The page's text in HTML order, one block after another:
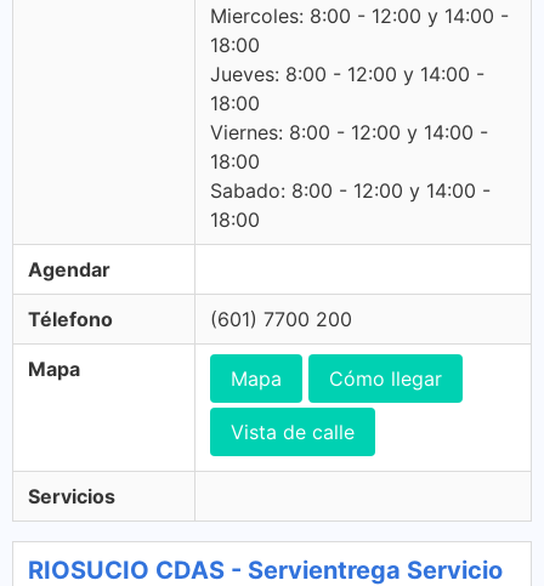
Miercoles: 8:00 - 12:00 y 14:00 -
18:00
Jueves: 8:00 - 12:00 y 14:00 -
18:00
Viernes: 8:00 - 12:00 y 14:00 -
18:00
Sabado: 8:00 - 12:00 y 14:00 -
18:00
Agendar
Télefono (601) 7700 200
Mapa Mapa Cómo llegar
Vista de calle
Servicios
RIOSUCIO CDAS - Servientrega Servicio